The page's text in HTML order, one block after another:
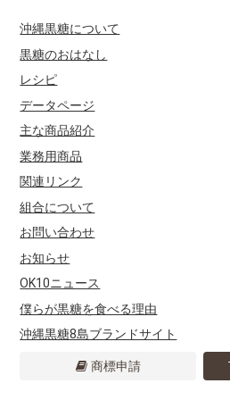
沖縄黒糖について
黒糖のおはなし
レシピ
データページ
主な商品紹介
業務用商品
関連リンク
組合について
お問い合わせ
お知らせ
OK10ニュース
僕らが黒糖を食べる理由
沖縄黒糖8島ブランドサイト
商標申請